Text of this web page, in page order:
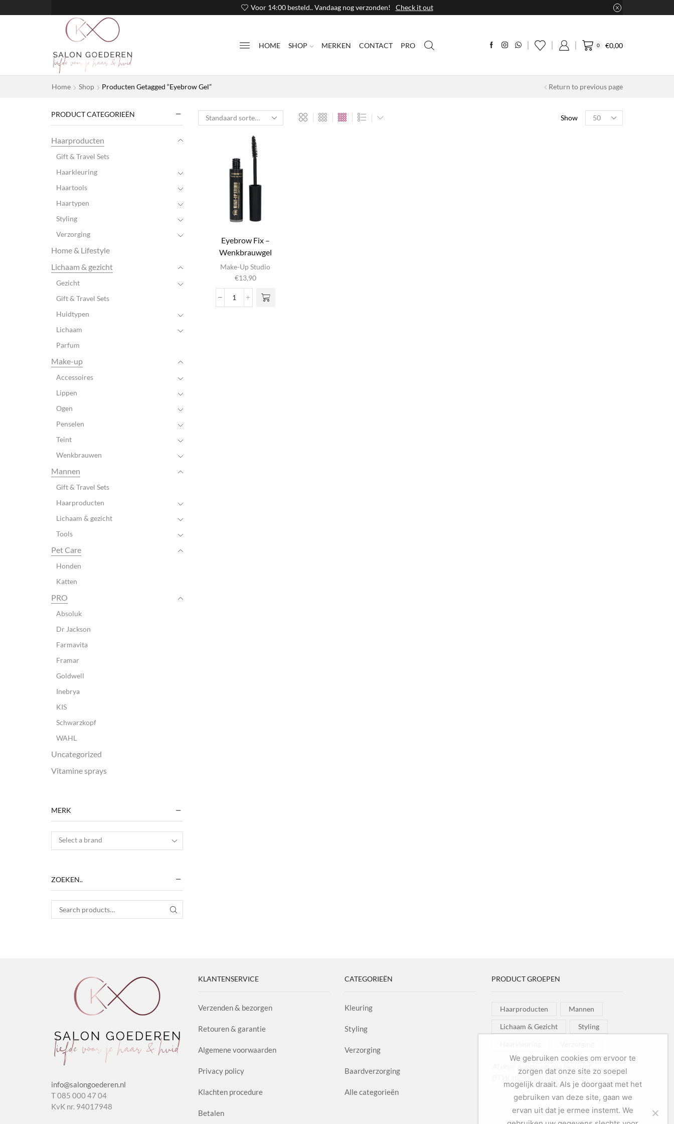
Voor 14:00 besteld.. Vandaag nog verzonden! Check it out
HOME SHOP MERKEN CONTACT PRO 0 €0,00
Home Shop Producten Getagged “Eyebrow Gel” Return to previous page
Show
Products
per
Eyebrow Fix –
Wenkbrauwgel
Make-Up Studio
€13,90
Eyebrow
PRODUCT CATEGORIEËN
Haarproducten
Gift & Travel Sets
Haarkleuring
Haartools
Haartypen
Styling
Verzorging
Home & Lifestyle
Lichaam & gezicht
Gezicht
Gift & Travel Sets
Huidtypen
Lichaam
Parfum
Make-up
Accessoires
Lippen
Ogen
Penselen
Teint
Wenkbrauwen
Mannen
Gift & Travel Sets
Haarproducten
Lichaam & gezicht
Tools
Pet Care
Honden
Katten
PRO
Absoluk
Dr Jackson
Farmavita
Framar
Goldwell
Inebrya
KIS
Schwarzkopf
WAHL
Uncategorized
Vitamine sprays
MERK
Select a brand
ZOEKEN..
Search for: SEARCH
info@salongoederen.nl
T 085 000 47 04
KvK nr. 94017948
KLANTENSERVICE
Verzenden & bezorgen
Retouren & garantie
Algemene voorwaarden
Privacy policy
Klachten procedure
Betalen
CATEGORIEËN
Kleuring
Styling
Verzorging
Baardverzorging
Alle categorieën
PRODUCT GROEPEN
Haarproducten Mannen
Lichaam & Gezicht Styling
Al onze goederen zijn inclusief
BTW afgebeeld in onze shop!
We gebruiken cookies om ervoor te
zorgen dat onze site zo soepel
mogelijk draait. Als je doorgaat met het
gebruiken van deze site, gaan we
ervan uit dat je ermee instemt. We